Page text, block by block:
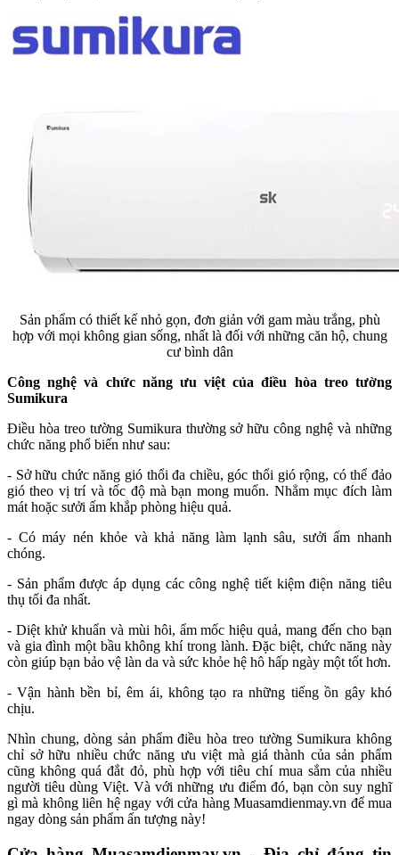
Sản phẩm có thiết kế nhỏ gọn, đơn giản với gam màu trắng, phù
hợp với mọi không gian sống, nhất là đối với những căn hộ, chung
cư bình dân
Công nghệ và chức năng ưu việt của điều hòa treo tường
Sumikura
Điều hòa treo tường Sumikura thường sở hữu công nghệ và những
chức năng phổ biến như sau:
- Sở hữu chức năng gió thổi đa chiều, góc thổi gió rộng, có thể đảo
gió theo vị trí và tốc độ mà bạn mong muốn. Nhẳm mục đích làm
mát hoặc sưởi ấm khắp phòng hiệu quả.
- Có máy nén khỏe và khả năng làm lạnh sâu, sưởi ấm nhanh
chóng.
- Sản phẩm được áp dụng các công nghệ tiết kiệm điện năng tiêu
thụ tối đa nhất.
- Diệt khử khuẩn và mùi hôi, ẩm mốc hiệu quả, mang đến cho bạn
và gia đình một bầu không khí trong lành. Đặc biệt, chức năng này
còn giúp bạn bảo vệ làn da và sức khỏe hệ hô hấp ngày một tốt hơn.
- Vận hành bền bỉ, êm ái, không tạo ra những tiếng ồn gây khó
chịu.
Nhìn chung, dòng sản phẩm điều hòa treo tường Sumikura không
chỉ sở hữu nhiều chức năng ưu việt mà giá thành của sản phẩm
cũng không quá đắt đỏ, phù hợp với tiêu chí mua sắm của nhiều
người tiêu dùng Việt. Và với những ưu điểm đó, bạn còn suy nghĩ
gì mà không liên hệ ngay với cửa hàng Muasamdienmay.vn để mua
ngay dòng sản phẩm ấn tượng này!